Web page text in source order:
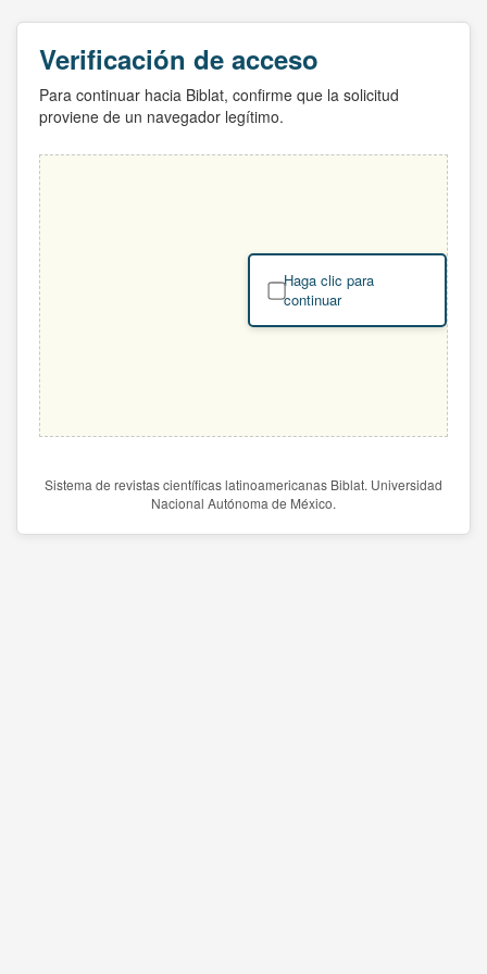
Verificación de acceso
Para continuar hacia Biblat, confirme que la solicitud
proviene de un navegador legítimo.
Haga clic para
continuar
Sistema de revistas científicas latinoamericanas Biblat. Universidad
Nacional Autónoma de México.